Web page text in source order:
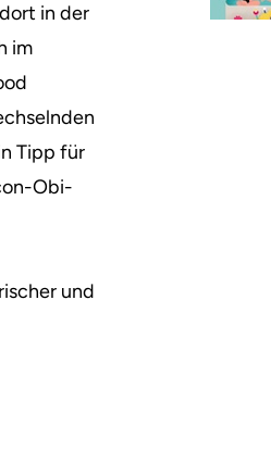
in der
im
Tipp für
Obi-
und